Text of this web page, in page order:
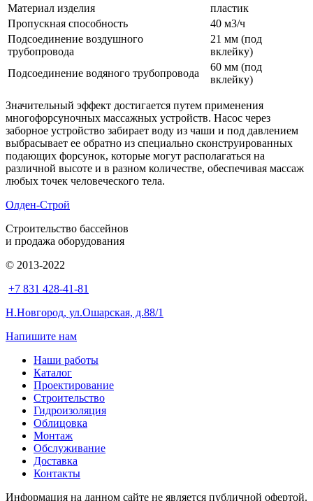
Материал изделия
пластик
Пропускная способность
40 м3/ч
Подсоединение воздушного
трубопровода
21 мм (под
вклейку)
Подсоединение водяного трубопровода
60 мм (под
вклейку)
Значительный эффект достигается путем применения
многофорсуночных массажных устройств. Насос через
заборное устройство забирает воду из чаши и под давлением
выбрасывает ее обратно из специально сконструированных
подающих форсунок, которые могут располагаться на
различной высоте и в разном количестве, обеспечивая массаж
любых точек человеческого тела.
Олден-Строй
Строительство бассейнов
и продажа оборудования
© 2013-2022
+7 831 428-41-81
Н.Новгород, ул.Ошарская, д.88/1
Напишите нам
Наши работы
Каталог
Проектирование
Строительство
Гидроизоляция
Облицовка
Монтаж
Обслуживание
Доставка
Контакты
Информация на данном сайте не является публичной офертой.